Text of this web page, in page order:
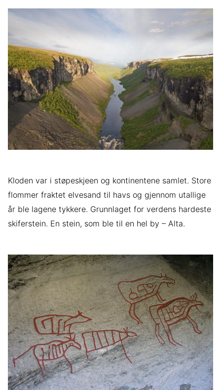
Kloden var i støpeskjeen og kontinentene samlet. Store
flommer fraktet elvesand til havs og gjennom utallige
år ble lagene tykkere. Grunnlaget for verdens hardeste
skiferstein. En stein, som ble til en hel by – Alta.